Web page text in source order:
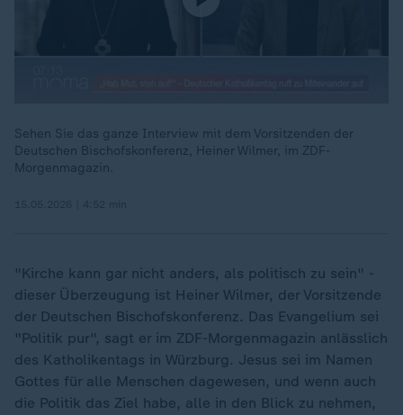
Sehen Sie das ganze Interview mit dem Vorsitzenden der
Deutschen Bischofskonferenz, Heiner Wilmer, im ZDF-
Morgenmagazin.
"Kirche kann gar nicht anders, als politisch zu sein" -
dieser Überzeugung ist Heiner Wilmer, der Vorsitzende
der Deutschen Bischofskonferenz. Das Evangelium sei
"Politik pur", sagt er im ZDF-Morgenmagazin anlässlich
des Katholikentags in Würzburg. Jesus sei im Namen
Gottes für alle Menschen dagewesen, und wenn auch
die Politik das Ziel habe, alle in den Blick zu nehmen,